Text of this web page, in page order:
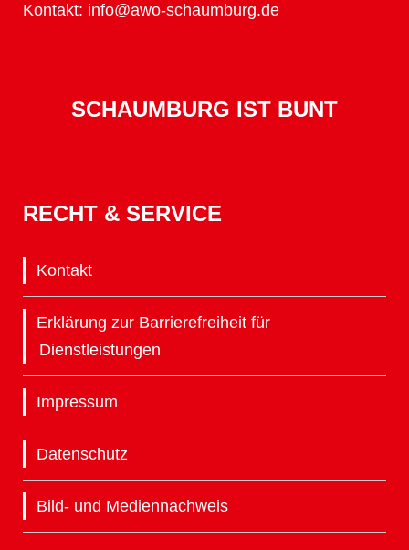
Kontakt: info@awo-schaumburg.de
SCHAUMBURG IST BUNT
RECHT & SERVICE
Kontakt
Erklärung zur Barrierefreiheit für
Dienstleistungen
Impressum
Datenschutz
Bild- und Mediennachweis